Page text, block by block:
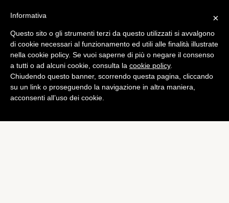
Games
PS4: potremo accedere ai
nostri giochi anche da altre
console
diPiermanuele Sberni
×
Informativa
Questo sito o gli strumenti terzi da questo utilizzati si avvalgono
di cookie necessari al funzionamento ed utili alle finalità illustrate
nella cookie policy. Se vuoi saperne di più o negare il consenso
a tutti o ad alcuni cookie, consulta la cookie policy.
Chiudendo questo banner, scorrendo questa pagina, cliccando
su un link o proseguendo la navigazione in altra maniera,
acconsenti all’uso dei cookie.